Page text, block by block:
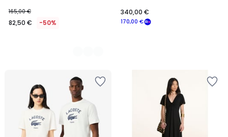
165,00 €
82,50 € -50% 170,00 €
340,00 €